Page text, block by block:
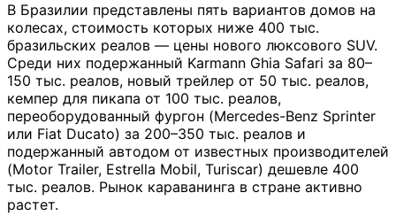
В Бразилии представлены пять вариантов домов на
колесах, стоимость которых ниже 400 тыс.
бразильских реалов — цены нового люксового SUV.
Среди них подержанный Karmann Ghia Safari за 80–
150 тыс. реалов, новый трейлер от 50 тыс. реалов,
кемпер для пикапа от 100 тыс. реалов,
переоборудованный фургон (Mercedes-Benz Sprinter
или Fiat Ducato) за 200–350 тыс. реалов и
подержанный автодом от известных производителей
(Motor Trailer, Estrella Mobil, Turiscar) дешевле 400
тыс. реалов. Рынок караванинга в стране активно
растет.